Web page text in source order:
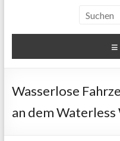
Wasserlose
an dem Waterless